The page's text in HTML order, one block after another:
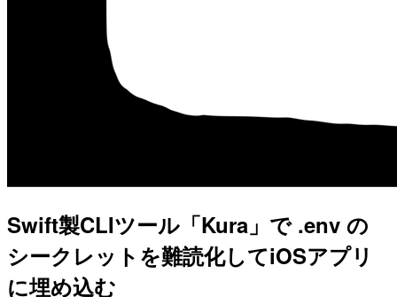
Swift製CLIツール「Kura」で .env の
シークレットを難読化してiOSアプリ
に埋め込む